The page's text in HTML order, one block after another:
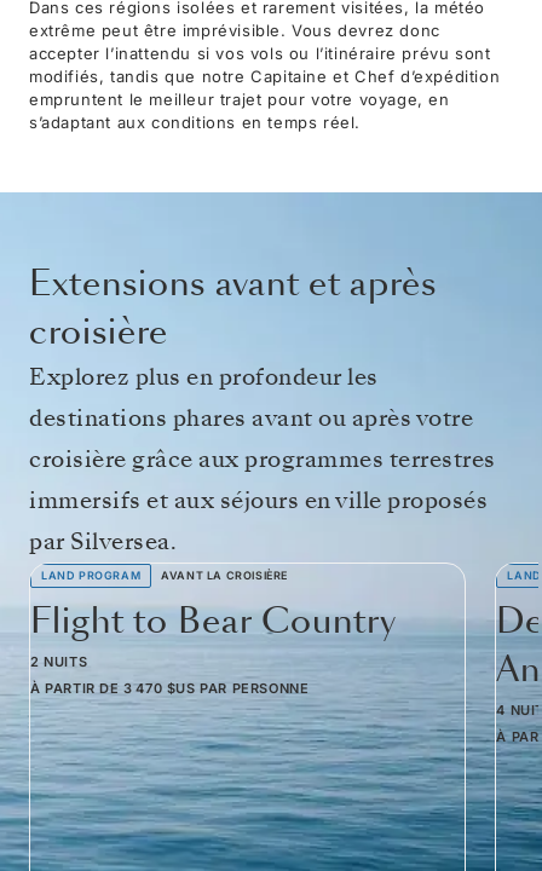
Dans ces régions isolées et rarement visitées, la météo
extrême peut être imprévisible. Vous devrez donc
accepter l’inattendu si vos vols ou l’itinéraire prévu sont
modifiés, tandis que notre Capitaine et Chef d’expédition
empruntent le meilleur trajet pour votre voyage, en
s’adaptant aux conditions en temps réel.
Extensions avant et après
croisière
Explorez plus en profondeur les
destinations phares avant ou après votre
croisière grâce aux programmes terrestres
immersifs et aux séjours en ville proposés
par Silversea.
LAND PROGRAM AVANT LA CROISIÈRE
Flight to Bear Country
2 NUITS
À PARTIR DE 3 470 $US PAR PERSONNE
4
À